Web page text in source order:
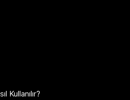
Kullanılır?